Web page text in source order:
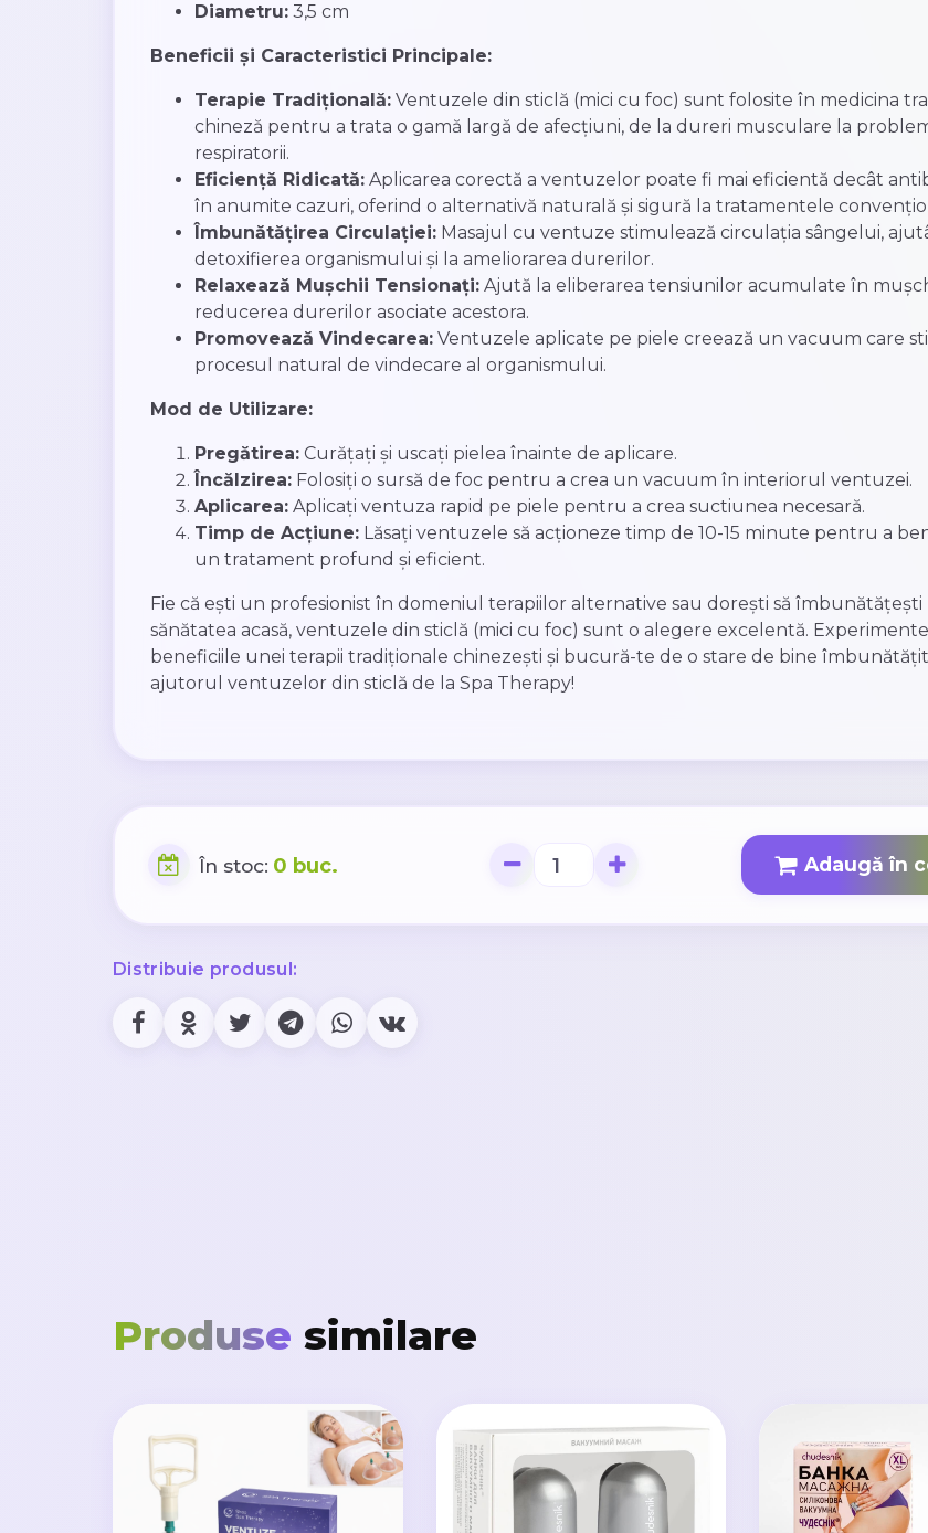
Diametru:3,5 cm
Beneficii și Caracteristici Principale:
Terapie Tradițională:Ventuzele din sticlă (mici cu foc) sunt folosite în medicina
chineză pentru a trata o gamă largă de afecțiuni, de la dureri musculare la
respiratorii.
Eficiență Ridicată:Aplicarea corectă a ventuzelor poate fi mai eficientă decât
în anumite cazuri, oferind o alternativă naturală și sigură la tratamentele
Îmbunătățirea Circulației:Masajul cu ventuze stimulează circulația sângelui,
detoxifierea organismului și la ameliorarea durerilor.
Relaxează Mușchii Tensionați:Ajută la eliberarea tensiunilor acumulate în
reducerea durerilor asociate acestora.
Promovează Vindecarea:Ventuzele aplicate pe piele creează un vacuum care
procesul natural de vindecare al organismului.
Mod de Utilizare:
Pregătirea:Curățați și uscați pielea înainte de aplicare.
Încălzirea:Folosiți o sursă de foc pentru a crea un vacuum în interiorul ventuzei.
Aplicarea:Aplicați ventuza rapid pe piele pentru a crea suctiunea necesară.
Timp de Acțiune:Lăsați ventuzele să acționeze timp de 10-15 minute pentru a
un tratament profund și eficient.
Fie că ești un profesionist în domeniul terapiilor alternative sau dorești să îmbunătățești
sănătatea acasă, ventuzele din sticlă (mici cu foc) sunt o alegere excelentă.
beneficiile unei terapii tradiționale chinezești și bucură-te de o stare de bine
ajutorul ventuzelor din sticlă de la Spa Therapy!
În stoc: 0 buc. Adaugă în
Distribuie produsul:
Produse similare